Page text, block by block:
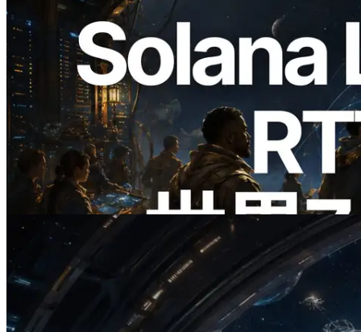
2026.08.05
ERPC、Solana Leader Slot APIを世界7
リージョンのping計測に拡張—
Validators Information APIも公開
この記事を読む